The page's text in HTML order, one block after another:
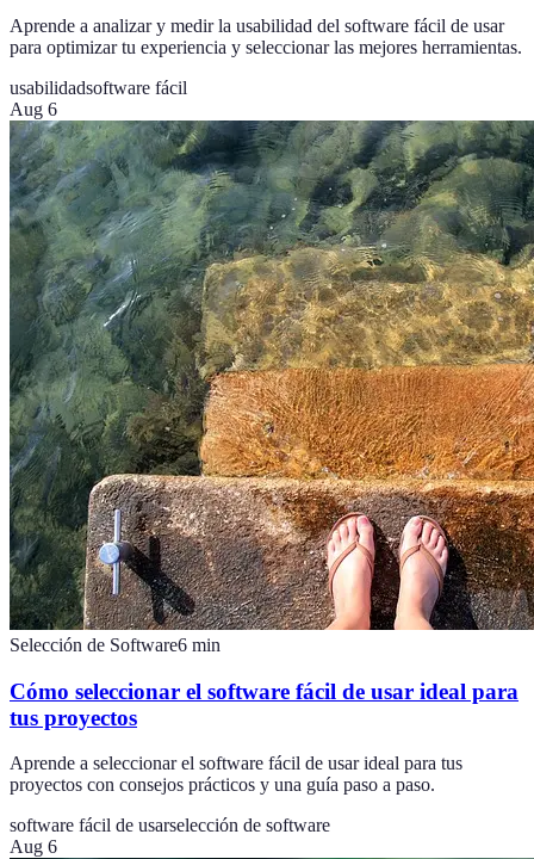
Aprende a analizar y medir la usabilidad del software fácil de usar
para optimizar tu experiencia y seleccionar las mejores herramientas.
usabilidadsoftware fácil
Aug 6
Selección de Software6 min
Cómo seleccionar el software fácil de usar ideal para
tus proyectos
Aprende a seleccionar el software fácil de usar ideal para tus
proyectos con consejos prácticos y una guía paso a paso.
software fácil de usarselección de software
Aug 6